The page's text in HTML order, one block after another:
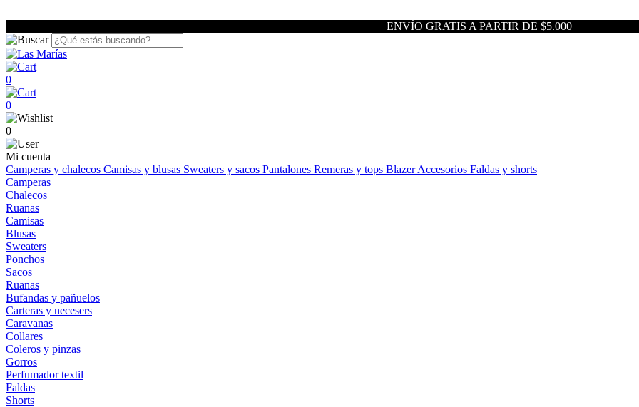
ENVÍO GRATIS A PARTIR DE $5.000
0
0
0
Mi cuenta
Camperas y chalecos Camisas y blusas Sweaters y sacos Pantalones Remeras y tops BlazerAccesorios Faldas y shorts
Camperas
Chalecos
Ruanas
Camisas
Blusas
Sweaters
Ponchos
Sacos
Ruanas
Bufandas y pañuelos
Carteras y necesers
Caravanas
Collares
Coleros y pinzas
Gorros
Perfumador textil
Faldas
Shorts